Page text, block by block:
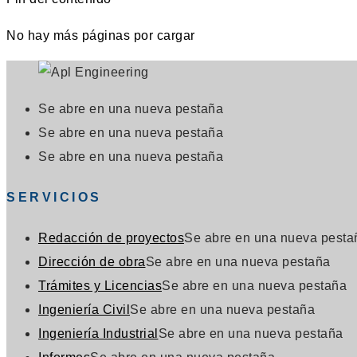
No hay más páginas por cargar
Se abre en una nueva pestaña
Se abre en una nueva pestaña
Se abre en una nueva pestaña
SERVICIOS
Redacción de proyectosSe abre en una nueva
Dirección de obraSe abre en una nueva pestaña
Trámites y LicenciasSe abre en una nueva pestaña
Ingeniería Civil Se abre en una nueva pestaña
Ingeniería Industrial Se abre en una nueva pestaña